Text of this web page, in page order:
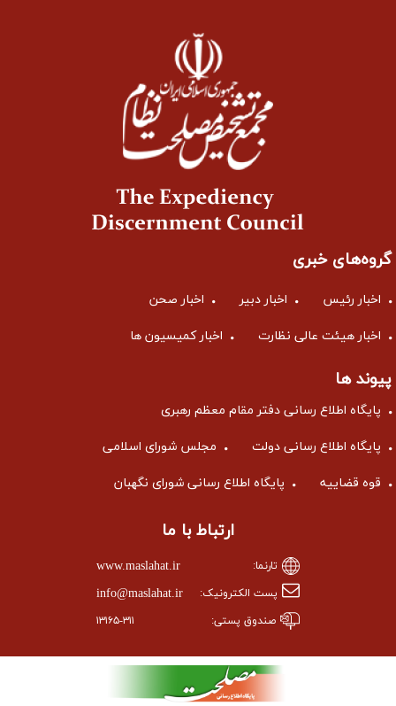
گروه‌های خبری
اخبار رئیس اخبار دبیر اخبار صحن
اخبار هیئت عالی نظارت اخبار کمیسیون ها
پیوند ها
پایگاه اطلاع رسانی دفتر مقام معظم رهبری
پایگاه اطلاع رسانی دولت مجلس شورای اسلامی
قوه قضاییه پایگاه اطلاع رسانی شورای نگهبان
ارتباط با ما
تارنما: www.maslahat.ir
پست الکترونیک: info@maslahat.ir
صندوق پستی: ۱۳۱۶۵-۳۱۱